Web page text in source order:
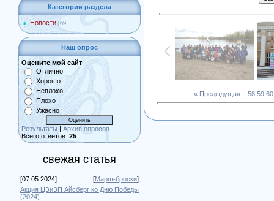
Категории раздела
Новости [69]
Наш опрос
Оцените мой сайт
Отлично
Хорошо
Неплохо
Плохо
Ужасно
Результаты | Архив опросов
Всего ответов: 25
свежая статья
[07.05.2024] [Марш-броски]
Акция ЦЗиЗП Айсберг ко Дню Победы
(2024)
« Предыдущая | 58 59 60